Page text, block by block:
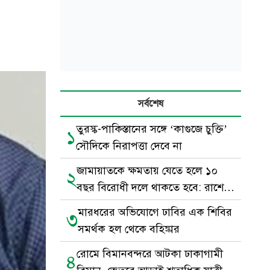
সর্বশেষ
১তুরস্ক-পাকিস্তানের সঙ্গে ‘কাগুজে চুক্তি’
সৌদিকে নিরাপত্তা দেবে না
২জামায়াতকে ক্ষমতায় যেতে হলে ১০
বছর বিরোধী দলে থাকতে হবে: রাশেদ
খাঁন
৩মারধরের অভিযোগে ঢাবির এক শিবির
সমর্থক হল থেকে বহিষ্কার
৪রোমে বিমানবন্দরে আটকা ঢাকাগামী